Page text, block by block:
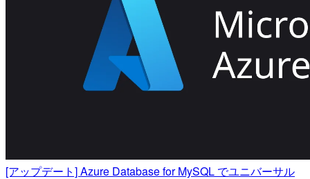
[アップデート] Azure Database for MySQL でユニバーサル